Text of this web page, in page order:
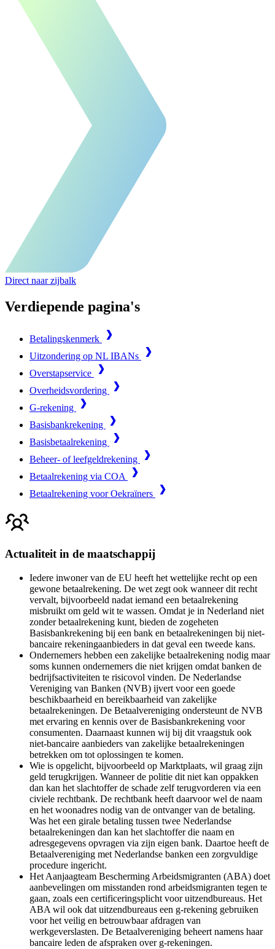
Direct naar zijbalk
Verdiepende pagina's
Betalingskenmerk
Uitzondering op NL IBANs
Overstapservice
Overheidsvordering
G-rekening
Basisbankrekening
Basisbetaalrekening
Beheer- of leefgeldrekening
Betaalrekening via COA
Betaalrekening voor Oekraïners
Actualiteit in de maatschappij
Iedere inwoner van de EU heeft het wettelijke recht op een
gewone betaalrekening. De wet zegt ook wanneer dit recht
vervalt, bijvoorbeeld nadat iemand een betaalrekening
misbruikt om geld wit te wassen. Omdat je in Nederland niet
zonder betaalrekening kunt, bieden de zogeheten
Basisbankrekening bij een bank en betaalrekeningen bij niet-
bancaire rekeningaanbieders in dat geval een tweede kans.
Ondernemers hebben een zakelijke betaalrekening nodig maar
soms kunnen ondernemers die niet krijgen omdat banken de
bedrijfsactiviteiten te risicovol vinden. De Nederlandse
Vereniging van Banken (NVB) ijvert voor een goede
beschikbaarheid en bereikbaarheid van zakelijke
betaalrekeningen. De Betaalvereniging ondersteunt de NVB
met ervaring en kennis over de Basisbankrekening voor
consumenten. Daarnaast kunnen wij bij dit vraagstuk ook
niet-bancaire aanbieders van zakelijke betaalrekeningen
betrekken om tot oplossingen te komen.
Wie is opgelicht, bijvoorbeeld op Marktplaats, wil graag zijn
geld terugkrijgen. Wanneer de politie dit niet kan oppakken
dan kan het slachtoffer de schade zelf terugvorderen via een
civiele rechtbank. De rechtbank heeft daarvoor wel de naam
en het woonadres nodig van de ontvanger van de betaling.
Was het een girale betaling tussen twee Nederlandse
betaalrekeningen dan kan het slachtoffer die naam en
adresgegevens opvragen via zijn eigen bank. Daartoe heeft de
Betaalvereniging met Nederlandse banken een zorgvuldige
procedure ingericht.
Het Aanjaagteam Bescherming Arbeidsmigranten (ABA) doet
aanbevelingen om misstanden rond arbeidsmigranten tegen te
gaan, zoals een certificeringsplicht voor uitzendbureaus. Het
ABA wil ook dat uitzendbureaus een g-rekening gebruiken
voor het veilig en betrouwbaar afdragen van
werkgeverslasten. De Betaalvereniging beheert namens haar
bancaire leden de afspraken over g-rekeningen.